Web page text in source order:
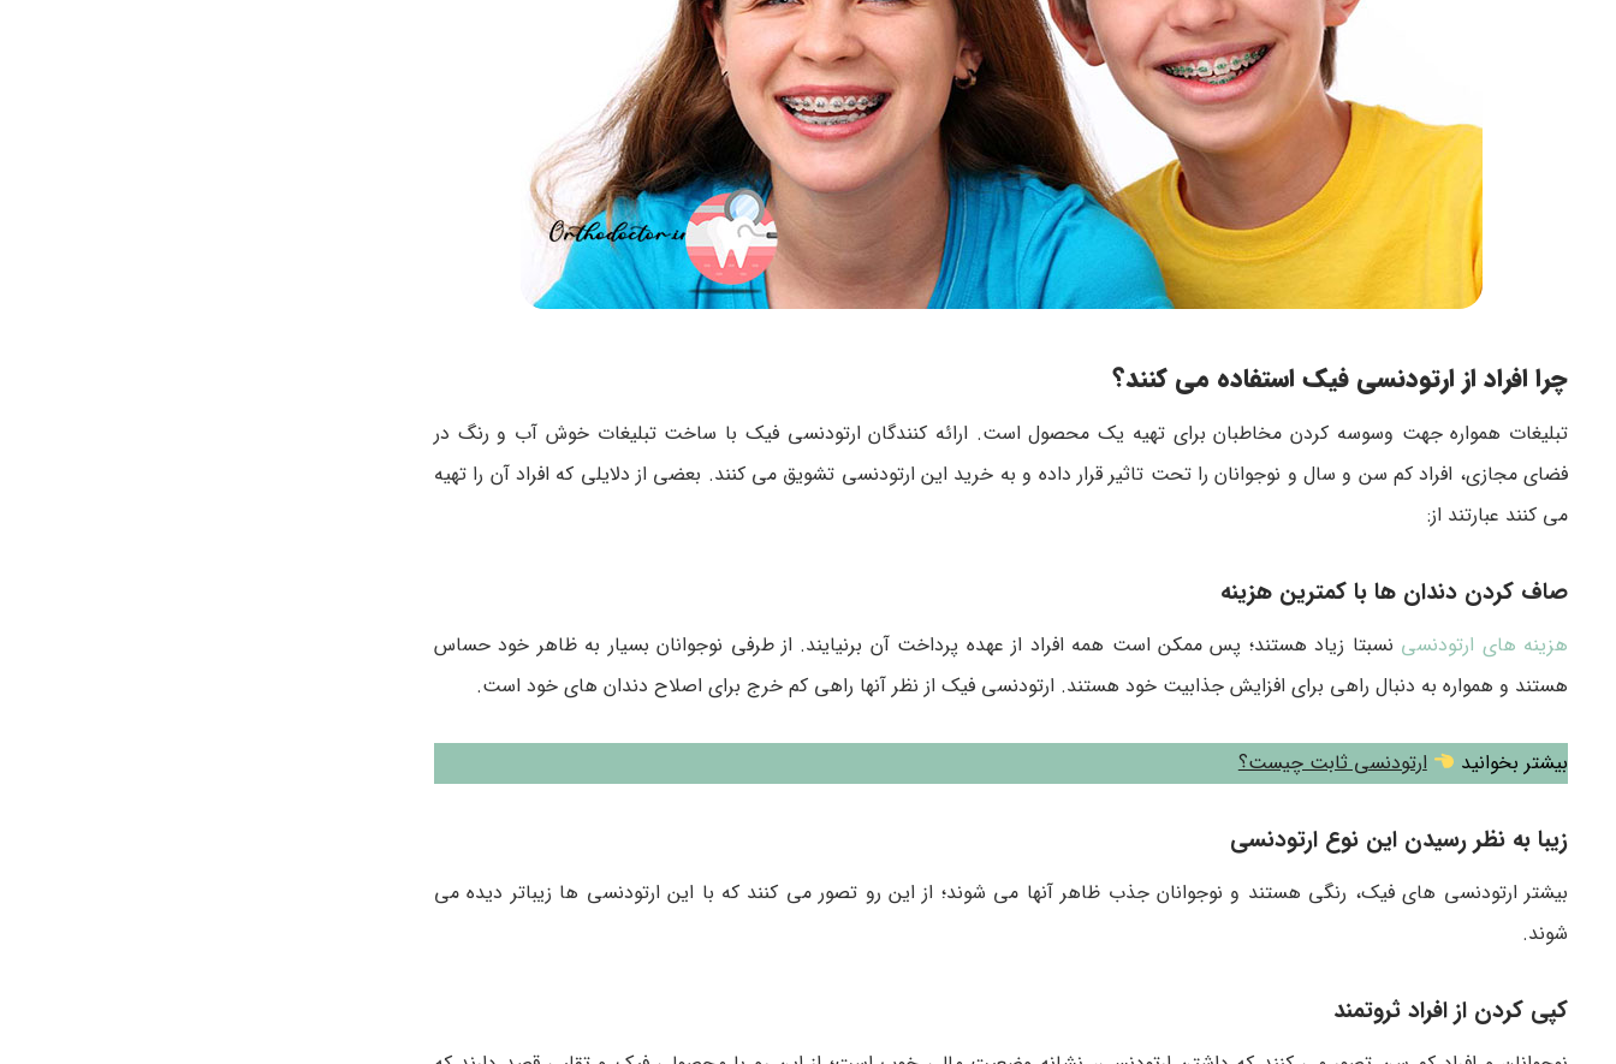
چرا افراد از ارتودنسی فیک استفاده می کنند؟
تبلیغات همواره جهت وسوسه کردن مخاطبان برای تهیه یک محصول است. ارائه کنندگان ارتودنسی فیک با ساخت تبلیغات خوش آب و رنگ در
فضای مجازی، افراد کم سن و سال و نوجوانان را تحت تاثیر قرار داده و به خرید این ارتودنسی تشویق می کنند. بعضی از دلایلی که افراد آن را تهیه
می کنند عبارتند از:
صاف کردن دندان ها با کمترین هزینه
هزینه های ارتودنسی نسبتا زیاد هستند؛ پس ممکن است همه افراد از عهده پرداخت آن برنیایند. از طرفی نوجوانان بسیار به ظاهر خود حساس
هستند و همواره به دنبال راهی برای افزایش جذابیت خود هستند. ارتودنسی فیک از نظر آنها راهی کم خرج برای اصلاح دندان های خود است.
بیشتر بخوانید ارتودنسی ثابت چیست؟
زیبا به نظر رسیدن این نوع ارتودنسی
بیشتر ارتودنسی های فیک، رنگی هستند و نوجوانان جذب ظاهر آنها می شوند؛ از این رو تصور می کنند که با این ارتودنسی ها زیباتر دیده می
شوند.
کپی کردن از افراد ثروتمند